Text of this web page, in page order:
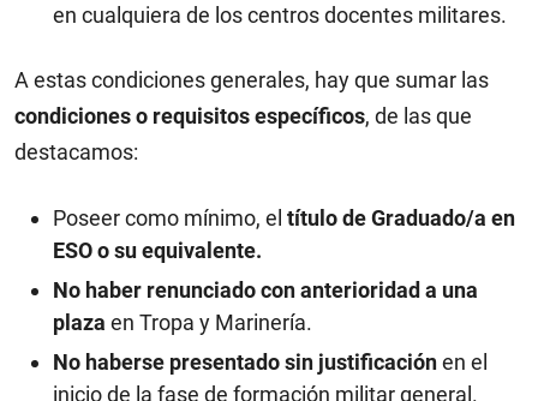
en cualquiera de los centros docentes militares.
A estas condiciones generales, hay que sumar las
condiciones o requisitos específicos, de las que
destacamos:
Poseer como mínimo, el título de Graduado/a en
ESO o su equivalente.
No haber renunciado con anterioridad a una
plaza en Tropa y Marinería.
No haberse presentado sin justificaciónen el
inicio de la fase de formación militar general.